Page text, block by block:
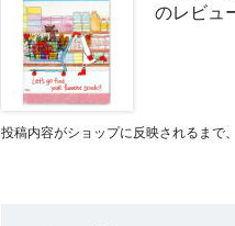
のレビュ
投稿内容がショップに反映されるまで